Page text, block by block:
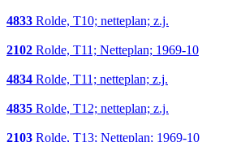
4833 Rolde, T10; netteplan; z.j.
2102 Rolde, T11; Netteplan; 1969-10
4834 Rolde, T11; netteplan; z.j.
4835 Rolde, T12; netteplan; z.j.
2103 Rolde, T13; Netteplan; 1969-10